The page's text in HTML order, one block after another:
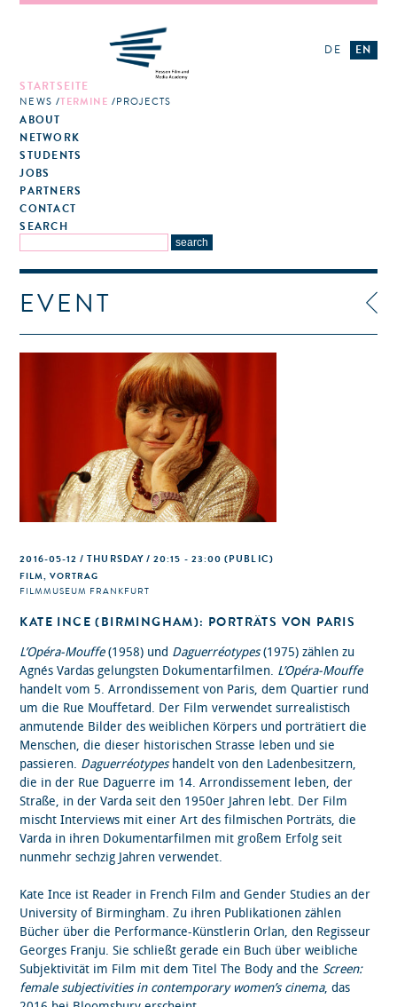
STARTSEITE
NEWS TERMINE PROJECTS
ABOUT
NETWORK
STUDENTS
JOBS
PARTNERS
CONTACT
SEARCH
DE EN
EVENT
2016-05-12 / THURSDAY / 20:15 - 23:00 (PUBLIC)
FILM, VORTRAG
FILMMUSEUM FRANKFURT
KATE INCE (BIRMINGHAM): PORTRÄTS VON PARIS
L’Opéra-Mouffe(1958) und Daguerréotypes(1975) zählen zu
Agnés Vardas gelungsten Dokumentarfilmen. L’Opéra-Mouffe
handelt vom 5. Arrondissement von Paris, dem Quartier rund
um die Rue Mouffetard. Der Film verwendet surrealistisch
anmutende Bilder des weiblichen Körpers und porträtiert die
Menschen, die dieser historischen Strasse leben und sie
passieren. Daguerréotypeshandelt von den Ladenbesitzern,
die in der Rue Daguerre im 14. Arrondissement leben, der
Straße, in der Varda seit den 1950er Jahren lebt. Der Film
mischt Interviews mit einer Art des filmischen Porträts, die
Varda in ihren Dokumentarfilmen mit großem Erfolg seit
nunmehr sechzig Jahren verwendet.
Kate Ince ist Reader in French Film and Gender Studies an der
University of Birmingham. Zu ihren Publikationen zählen
Bücher über die Performance-Künstlerin Orlan, den Regisseur
Georges Franju. Sie schließt gerade ein Buch über weibliche
Subjektivität im Film mit dem Titel The Body and the Screen:
female subjectivities in contemporary women’s cinema, das